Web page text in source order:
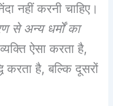
नहीं करनी चाहिए।
से अन्य धर्मों का
ऐसा करता है,
करता है, बल्कि दूसरों